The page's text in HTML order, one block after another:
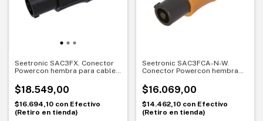
Seetronic SAC3FX. Conector
Powercon hembra para cable
exteriores
$18.549,00
$16.694,10 con Efectivo
(Retiro en tienda)
Seetronic SAC3FCA-N-W.
Conector Powercon hembra
segura y sellada
$16.069,00
$14.462,10 con Efectivo
(Retiro en tienda)